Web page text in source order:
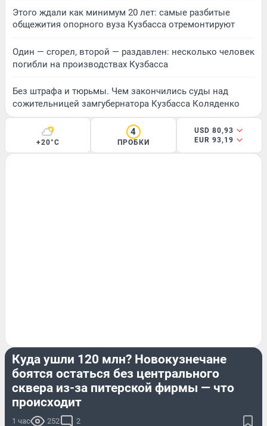
Этого ждали как минимум 20 лет: самые разбитые
общежития опорного вуза Кузбасса отремонтируют
Один — сгорел, второй — раздавлен: несколько человек
погибли на производствах Кузбасса
Без штрафа и тюрьмы. Чем закончились суды над
сожительницей замгубернатора Кузбасса Коляденко
+20°C
4
ПРОБКИ
USD 80,93
EUR 93,19
Куда ушли 120 млн? Новокузнечане
боятся остаться без центрального
сквера из-за питерской фирмы — что
происходит
1 час 252 2